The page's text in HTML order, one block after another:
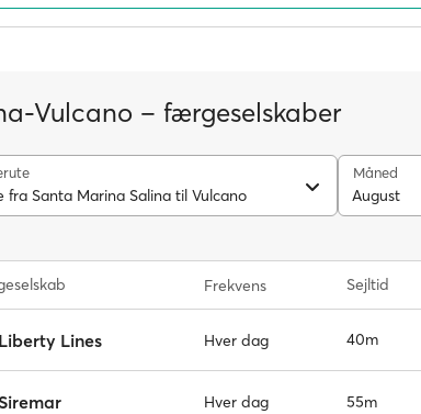
Vulcano – færgeselskaber
fra Santa Marina Salina til Vulcano
Måned
August
Frekvens Sejltid
Liberty Lines Hver dag 40m
Siremar Hver dag 55m